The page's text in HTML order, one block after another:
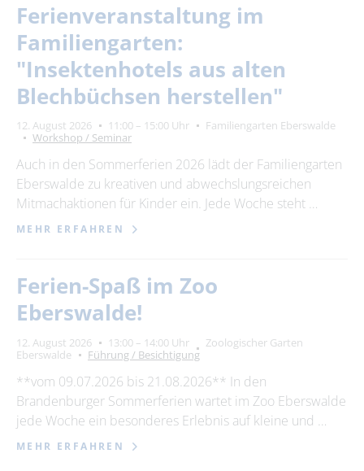
Ferienveranstaltung im
Familiengarten:
"Insektenhotels aus alten
Blechbüchsen herstellen"
12. August 2026 11:00 – 15:00 Uhr
Familiengarten Eberswalde
Workshop / Seminar
Auch in den Sommerferien 2026 lädt der Familiengarten
Eberswalde zu kreativen und abwechslungsreichen
Mitmachaktionen für Kinder ein. Jede Woche steht …
MEHR ERFAHREN
Ferien-Spaß im Zoo
Eberswalde!
12. August 2026 13:00 – 14:00 Uhr
Zoologischer Garten
Eberswalde
Führung / Besichtigung
**vom 09.07.2026 bis 21.08.2026** In den
Brandenburger Sommerferien wartet im Zoo Eberswalde
jede Woche ein besonderes Erlebnis auf kleine und …
MEHR ERFAHREN